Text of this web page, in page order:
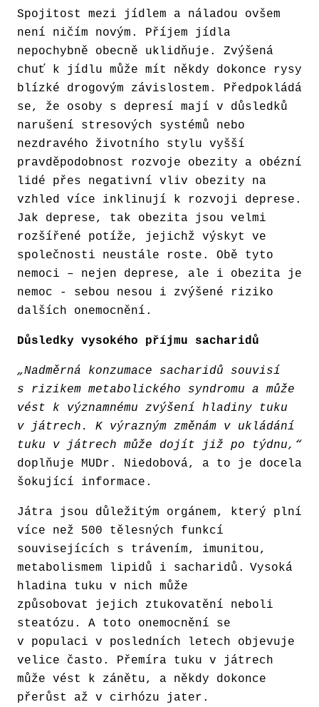
Spojitost mezi jídlem a náladou ovšem
není ničím novým. Příjem jídla
nepochybně obecně uklidňuje. Zvýšená
chuť k jídlu může mít někdy dokonce rysy
blízké drogovým závislostem. Předpokládá
se, že osoby s depresí mají v důsledků
narušení stresových systémů nebo
nezdravého životního stylu vyšší
pravděpodobnost rozvoje obezity a obézní
lidé přes negativní vliv obezity na
vzhled více inklinují k rozvoji deprese.
Jak deprese, tak obezita jsou velmi
rozšířené potíže, jejichž výskyt ve
společnosti neustále roste. Obě tyto
nemoci – nejen deprese, ale i obezita je
nemoc - sebou nesou i zvýšené riziko
dalších onemocnění.
Důsledky vysokého příjmu sacharidů
„Nadměrná konzumace sacharidů souvisí
s rizikem metabolického syndromu a může
vést k významnému zvýšení hladiny tuku
v játrech. K výrazným změnám v ukládání
tuku v játrech může dojít již po týdnu,“
doplňuje MUDr. Niedobová, a to je docela
šokující informace.
Játra jsou důležitým orgánem, který plní
více než 500 tělesných funkcí
souvisejících s trávením, imunitou,
metabolismem lipidů i sacharidů.
Vysoká
hladina tuku v nich může
způsobovat jejich ztukovatění neboli
steatózu. A toto onemocnění se
v populaci v posledních letech objevuje
velice často. Přemíra tuku v játrech
může vést k zánětu, a někdy dokonce
přerůst až v cirhózu jater.